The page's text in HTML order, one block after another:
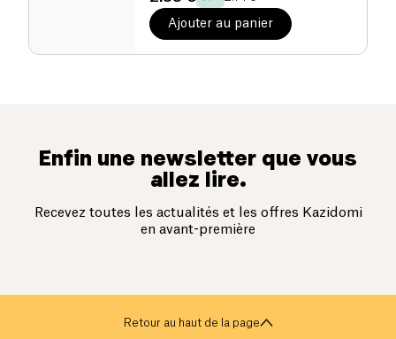
Ajouter au panier
Enfin une newsletter que vous
allez lire.
Recevez toutes les actualités et les offres Kazidomi
en avant-première
Retour au haut de la page